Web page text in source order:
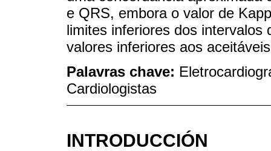
e QRS, embora o valor de
limites inferiores dos intervalos
valores inferiores aos
Palavras chave:
Cardiologistas
INTRODUCCIÓN